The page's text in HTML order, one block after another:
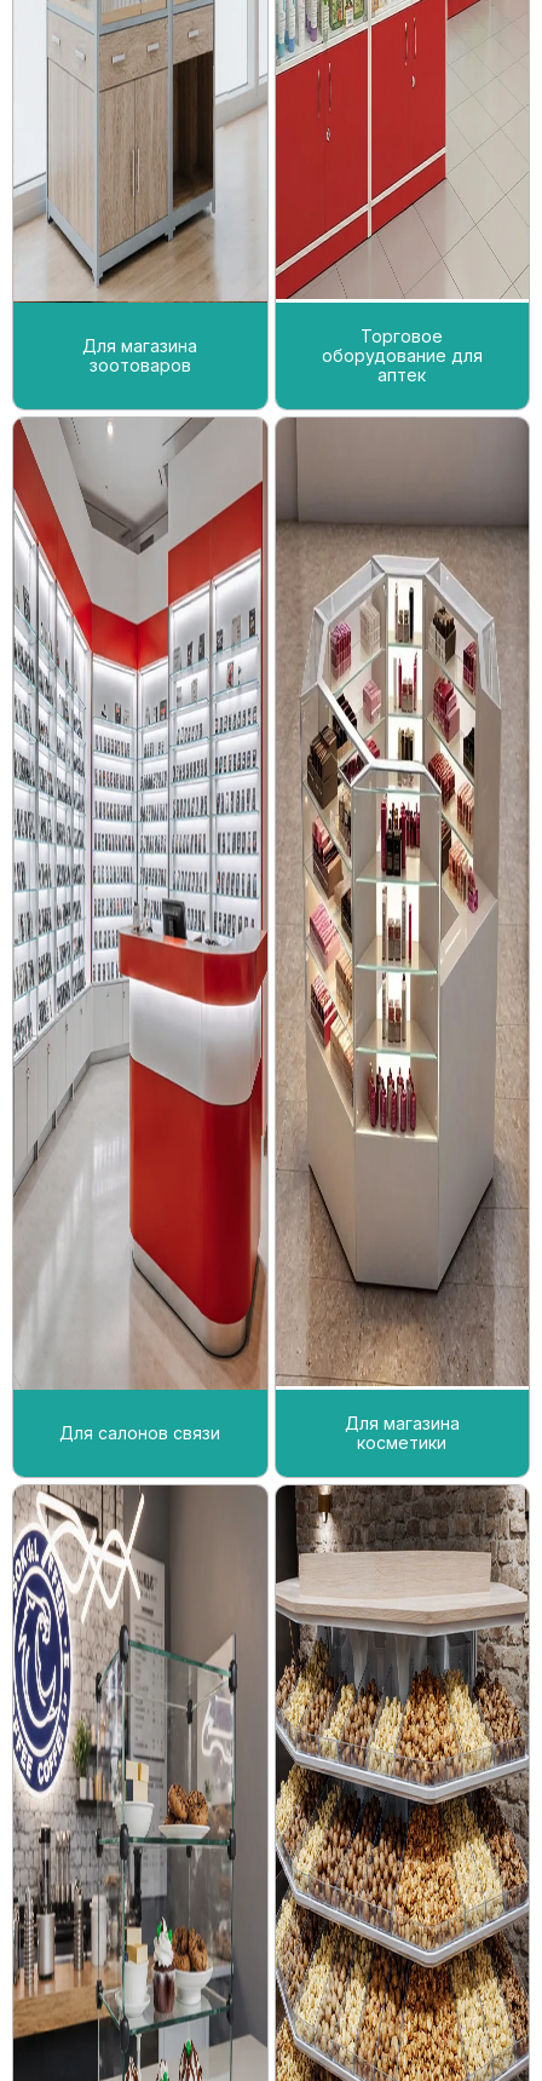
Для магазина
зоотоваров
Торговое
оборудование для
аптек
Для салонов связи
Для магазина
косметики